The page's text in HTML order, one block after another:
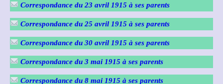
Correspondance du 23 avril 1915 à ses parents
Correspondance du 25 avril 1915 à ses parents
Correspondance du 30 avril 1915 à ses parents
Correspondance du 3 mai 1915à ses parents
Correspondance du 8 mai 1915 à ses parents